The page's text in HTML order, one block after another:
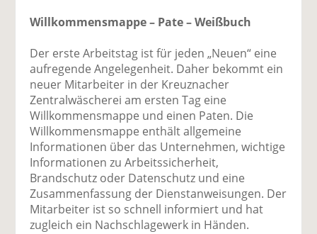
Willkommensmappe – Pate – Weißbuch
Der erste Arbeitstag ist für jeden „Neuen“ eine
aufregende Angelegenheit. Daher bekommt ein
neuer Mitarbeiter in der Kreuznacher
Zentralwäscherei am ersten Tag eine
Willkommensmappe und einen Paten. Die
Willkommensmappe enthält allgemeine
Informationen über das Unternehmen, wichtige
Informationen zu Arbeitssicherheit,
Brandschutz oder Datenschutz und eine
Zusammenfassung der Dienstanweisungen. Der
Mitarbeiter ist so schnell informiert und hat
zugleich ein Nachschlagewerk in Händen.